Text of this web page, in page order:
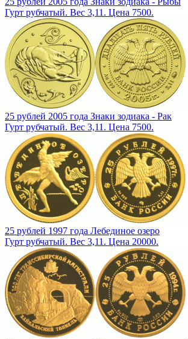
Гурт рубчатый. Вес 3,11. Цена 7500.
25 рублей 2005 года Знаки зодиака - Рак
Гурт рубчатый. Вес 3,11. Цена 7500.
25 рублей 1997 года Лебединое озеро
Гурт рубчатый. Вес 3,11. Цена 20000.